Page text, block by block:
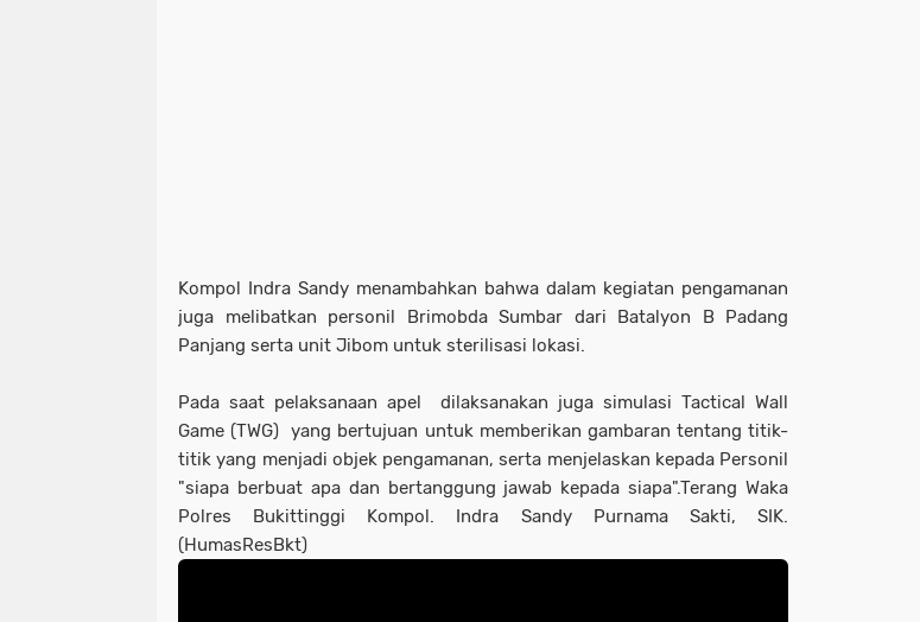
Kompol Indra Sandy menambahkan bahwa dalam kegiatan pengamanan
juga melibatkan personil Brimobda Sumbar dari Batalyon B Padang
Panjang serta unit Jibom untuk sterilisasi lokasi.
Pada saat pelaksanaan apel dilaksanakan juga simulasi Tactical Wall
Game (TWG) yang bertujuan untuk memberikan gambaran tentang titik-
titik yang menjadi objek pengamanan, serta menjelaskan kepada Personil
"siapa berbuat apa dan bertanggung jawab kepada siapa".Terang Waka
Polres Bukittinggi Kompol. Indra Sandy Purnama Sakti, SIK.
(HumasResBkt)